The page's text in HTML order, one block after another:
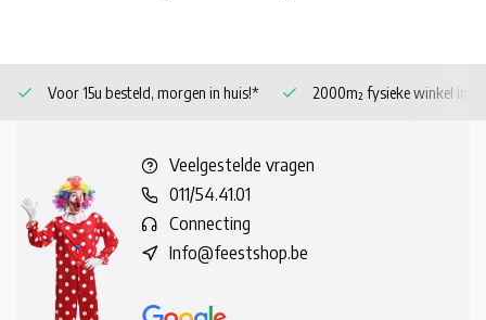
Voor 15u besteld, morgen in huis!* 2000m² fysieke winkel in
Veelgestelde vragen
011/54.41.01
Connecting
Info@feestshop.be